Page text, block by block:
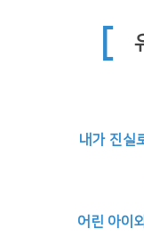
내가 진실
어린 아이